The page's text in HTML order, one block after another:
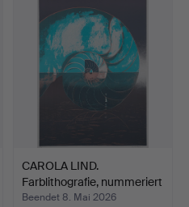
CAROLA LIND.
Farblithografie, nummeriert
1…
Beendet 8. Mai 2026